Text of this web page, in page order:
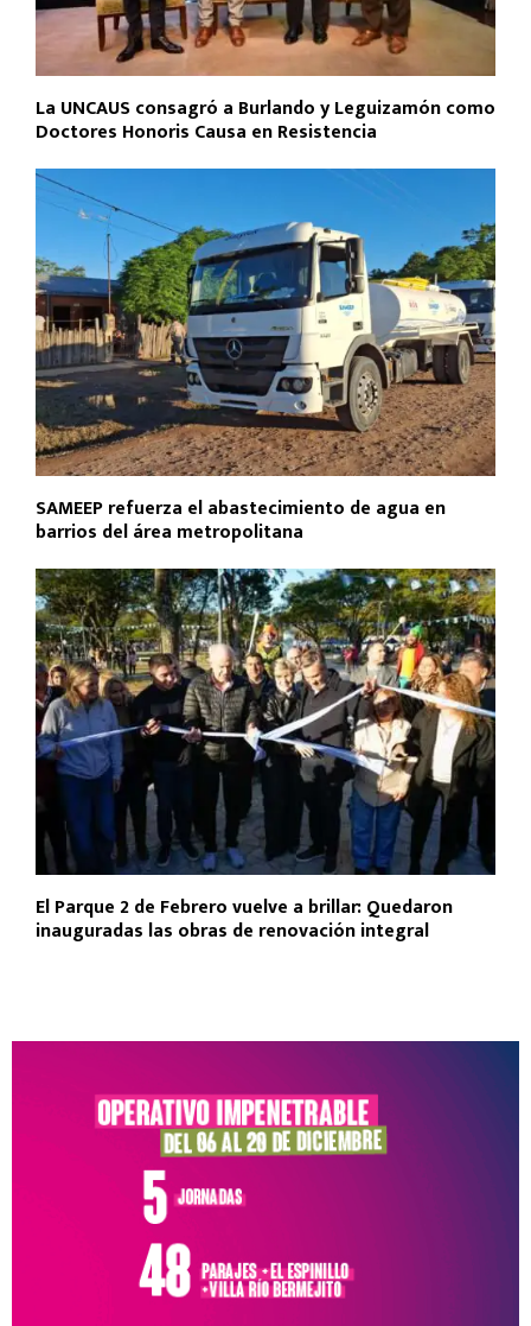
La UNCAUS consagró a Burlando y Leguizamón como
Doctores Honoris Causa en Resistencia
SAMEEP refuerza el abastecimiento de agua en
barrios del área metropolitana
El Parque 2 de Febrero vuelve a brillar: Quedaron
inauguradas las obras de renovación integral